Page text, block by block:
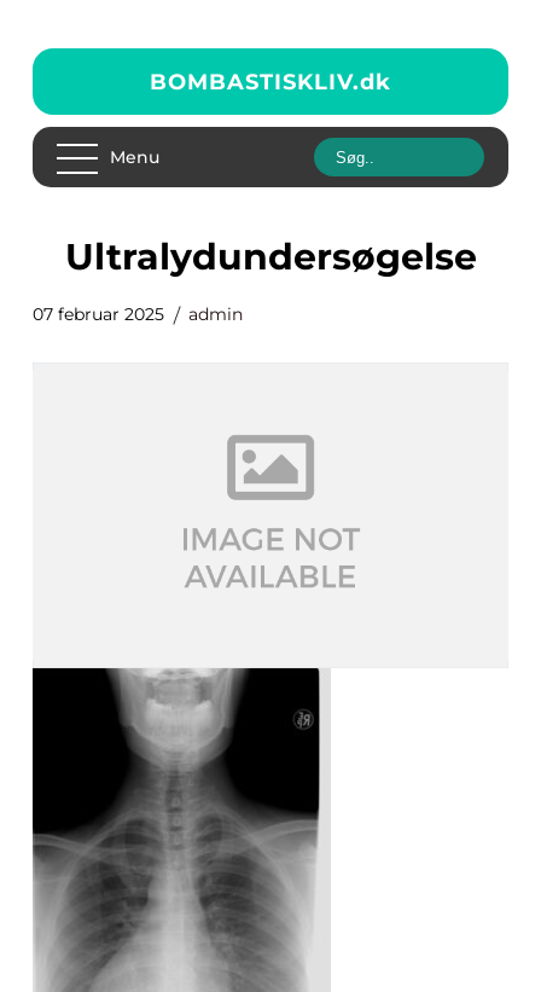
BOMBASTISKLIV.dk
Menu
ultralydundersøgelse
07 februar 2025 admin